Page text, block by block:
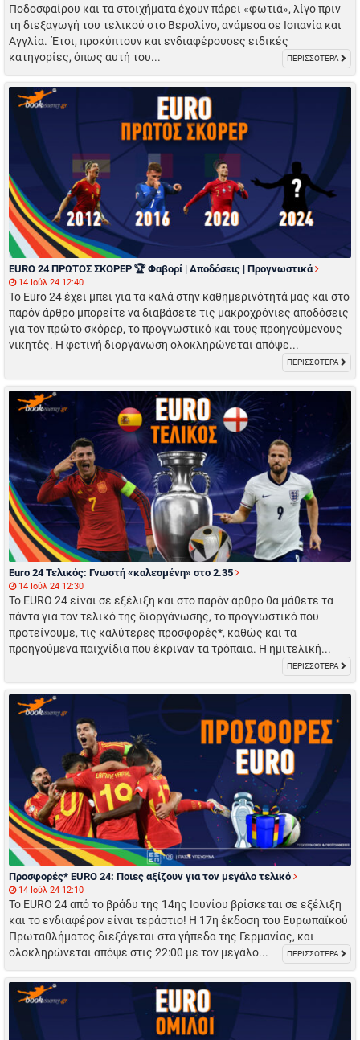
Ποδοσφαίρου και τα στοιχήματα έχουν πάρει «φωτιά», λίγο πριν
τη διεξαγωγή του τελικού στο Βερολίνο, ανάμεσα σε Ισπανία και
Αγγλία. Έτσι, προκύπτουν και ενδιαφέρουσες ειδικές
κατηγορίες, όπως αυτή του...
ΠΕΡΙΣΣΟΤΕΡΑ
EURO 24 ΠΡΩΤΟΣ ΣΚΟΡΕΡ 🏆 Φαβορί | Αποδόσεις | Προγνωστικά
14 Ιούλ 24 12:40
Το Euro 24 έχει μπει για τα καλά στην καθημερινότητά μας και στο
παρόν άρθρο μπορείτε να διαβάσετε τις μακροχρόνιες αποδόσεις
για τον πρώτο σκόρερ, το προγνωστικό και τους προηγούμενους
νικητές. Η φετινή διοργάνωση ολοκληρώνεται απόψε...
ΠΕΡΙΣΣΟΤΕΡΑ
Euro 24 Τελικός: Γνωστή «καλεσμένη» στο 2.35
14 Ιούλ 24 12:30
Το EURO 24 είναι σε εξέλιξη και στο παρόν άρθρο θα μάθετε τα
πάντα για τον τελικό της διοργάνωσης, το προγνωστικό που
προτείνουμε, τις καλύτερες προσφορές*, καθώς και τα
προηγούμενα παιχνίδια που έκριναν τα τρόπαια. Η ημιτελική...
ΠΕΡΙΣΣΟΤΕΡΑ
Προσφορές* EURO 24: Ποιες αξίζουν για τον μεγάλο τελικό
14 Ιούλ 24 12:10
Το EURO 24 από το βράδυ της 14ης Ιουνίου βρίσκεται σε εξέλιξη
και το ενδιαφέρον είναι τεράστιο! Η 17η έκδοση του Ευρωπαϊκού
Πρωταθλήματος διεξάγεται στα γήπεδα της Γερμανίας, και
ολοκληρώνεται απόψε στις 22:00 με τον μεγάλο...
ΠΕΡΙΣΣΟΤΕΡΑ